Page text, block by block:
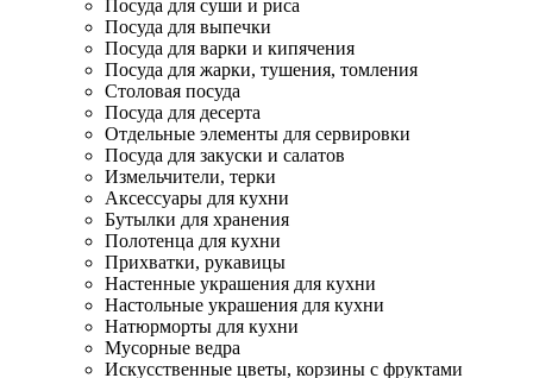
Посуда для суши и риса
Посуда для выпечки
Посуда для варки и кипячения
Посуда для жарки, тушения, томления
Столовая посуда
Посуда для десерта
Отдельные элементы для сервировки
Посуда для закуски и салатов
Измельчители, терки
Аксессуары для кухни
Бутылки для хранения
Полотенца для кухни
Прихватки, рукавицы
Настенные украшения для кухни
Настольные украшения для кухни
Натюрморты для кухни
Мусорные ведра
Искусственные цветы, корзины с фруктами